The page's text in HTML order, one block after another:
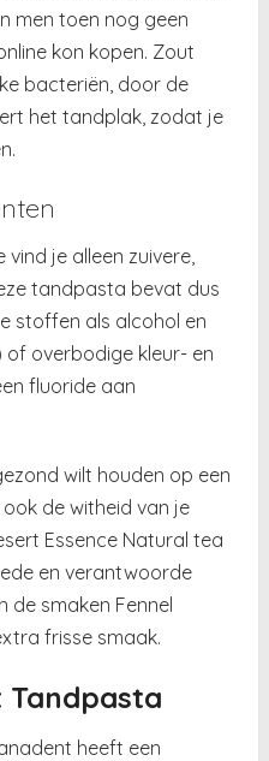
men toen nog geen
kon kopen. Zout
bacteriën, door de
het tandplak, zodat je
je alleen zuivere,
tandpasta bevat dus
stoffen als alcohol en
of overbodige kleur- en
fluoride aan
wilt houden op een
de witheid van je
Essence Natural tea
en verantwoorde
de smaken Fennel
frisse smaak.
Tandpasta
heeft een